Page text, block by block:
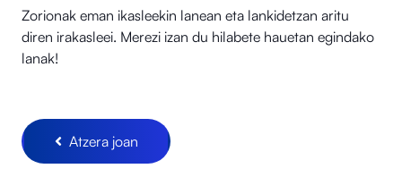
Zorionak eman ikasleekin lanean eta lankidetzan aritu
diren irakasleei. Merezi izan du hilabete hauetan egindako
lanak!
Atzera joan